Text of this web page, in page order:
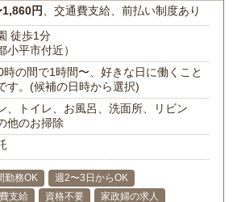
円 、交通費支給、前払い制度あり
徒歩1分
小平市付近）
時の間で1時間〜、好きな日に働くこと
す。(候補の日時から選択)
、トイレ、お風呂、洗面所、リビン
他のお掃除
勤務OK
週2〜3日からOK
支給 資格不要
家政婦の求人